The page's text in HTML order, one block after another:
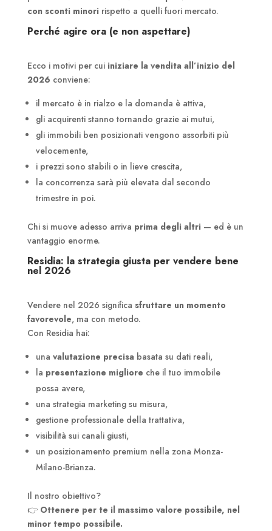
con sconti minoririspetto a quelli fuori mercato.
Perché agire ora (e non aspettare)
Ecco i motivi per cui iniziare la vendita all’inizio del
2026 conviene:
il mercato è in rialzo e la domanda è attiva,
gli acquirenti stanno tornando grazie ai mutui,
gli immobili ben posizionati vengono assorbiti più
velocemente,
i prezzi sono stabili o in lieve crescita,
la concorrenza sarà più elevata dal secondo
trimestre in poi.
Chi si muove adesso arriva prima degli altri— ed è un
vantaggio enorme.
Residia: la strategia giusta per vendere bene
nel 2026
Vendere nel 2026 significa sfruttare un momento
favorevole, ma con metodo.
Con Residia hai:
una valutazione precisabasata su dati reali,
la presentazione migliore che il tuo immobile
possa avere,
una strategia marketing su misura,
gestione professionale della trattativa,
visibilità sui canali giusti,
un posizionamento premium nella zona Monza-
Milano-Brianza.
Il nostro obiettivo?
👉 Ottenere per te il massimo valore possibile, nel
minor tempo possibile.